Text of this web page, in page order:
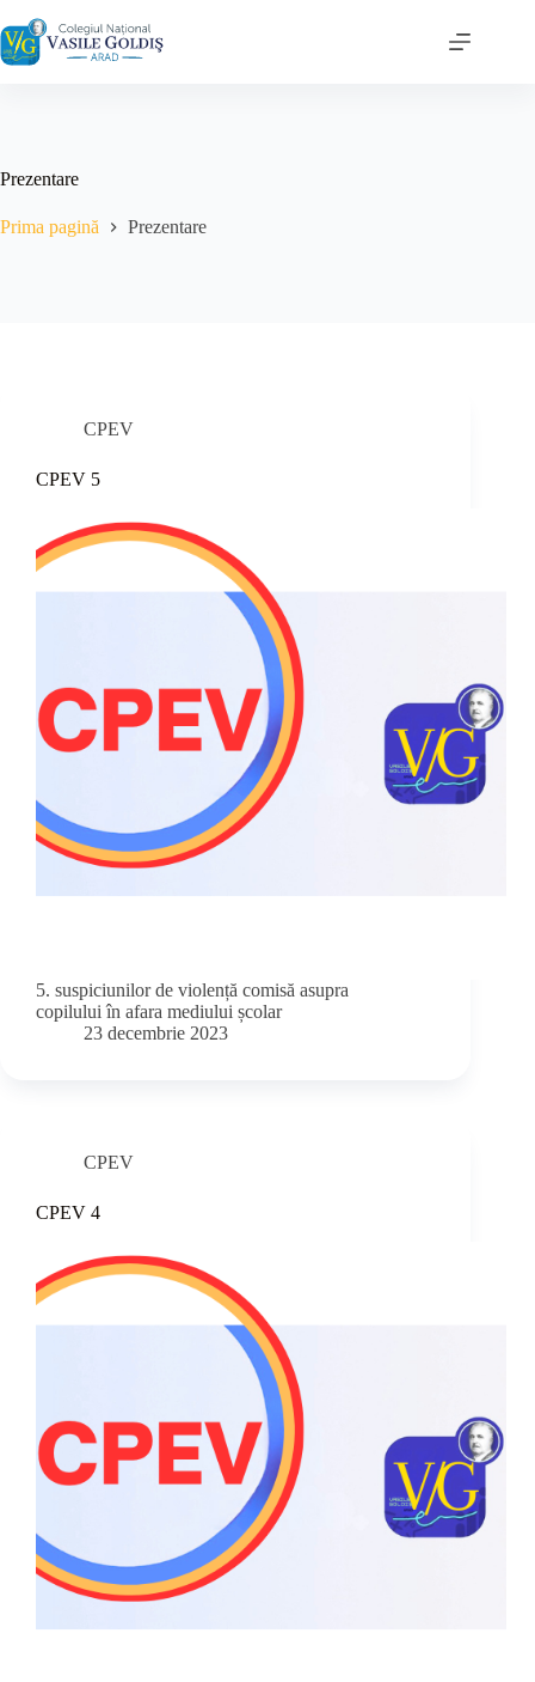
la
conținut
Prezentare
Prima pagină Prezentare
CPEV
CPEV 5
5. suspiciunilor de violență comisă asupra
copilului în afara mediului școlar
23 decembrie 2023
CPEV
CPEV 4